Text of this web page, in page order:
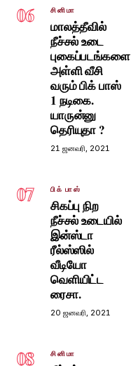
06 சினிமா
மாலத்தீவில்
நீச்சல் உடை
புகைப்படங்களை
அள்ளி வீசி
வரும் பிக் பாஸ்
1 நடிகை.
யாருன்னு
தெரியுதா ?
21 ஜனவரி, 2021
07 பிக் பாஸ்
சிகப்பு நிற
நீச்சல் உடையில்
இன்ஸ்டா
ரீல்ஸ்ஸில்
வீடியோ
வெளியிட்ட
ரைசா.
20 ஜனவரி, 2021
08 சினிமா